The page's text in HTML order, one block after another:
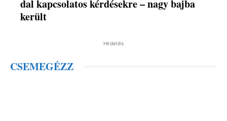
dal kapcsolatos kérdésekre – nagy bajba
került
Hirdetés
CSEMEGÉZZ